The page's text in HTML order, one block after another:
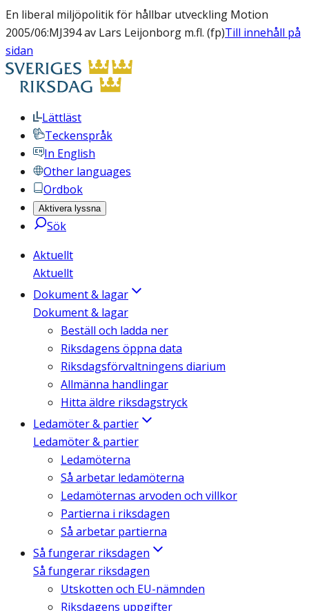
En liberal miljöpolitik för hållbar utveckling Motion
2005/06:MJ394 av Lars Leijonborg m.fl. (fp)Till innehåll på
sidan
Lättläst
Teckenspråk
In English
Other languages
Ordbok
Aktivera lyssna
Sök
Aktuellt
Aktuellt
Dokument & lagar
Dokument & lagar
Beställ och ladda ner
Riksdagens öppna data
Riksdagsförvaltningens diarium
Allmänna handlingar
Hitta äldre riksdagstryck
Ledamöter & partier
Ledamöter & partier
Ledamöterna
Så arbetar ledamöterna
Ledamöternas arvoden och villkor
Partierna i riksdagen
Så arbetar partierna
Så fungerar riksdagen
Så fungerar riksdagen
Utskotten och EU-nämnden
Riksdagens uppgifter